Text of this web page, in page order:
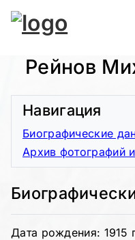
Рейнов
Дата рождения: 1915
Навигация
Биографические
Архив фотографий